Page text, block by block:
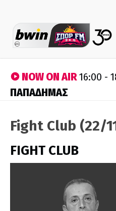
NOW ON AIR16:00 -
ΠΑΠΑΔΗΜΑΣ
Fight Club (22/
FIGHT CLUB